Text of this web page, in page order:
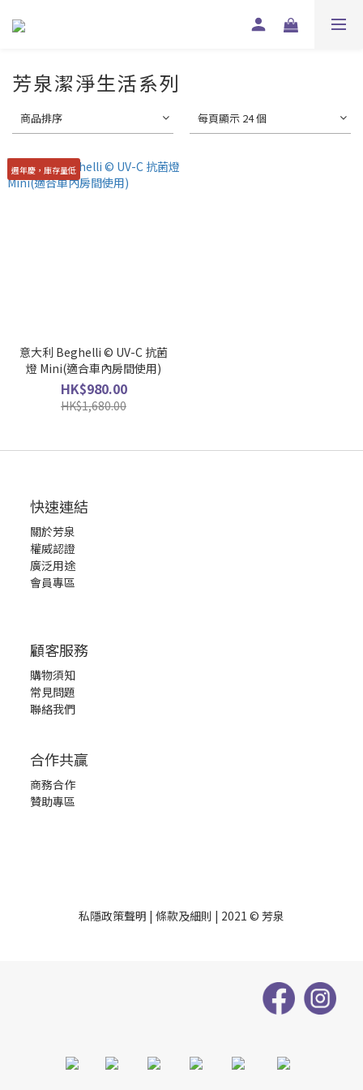
芳泉潔淨生活系列
商品排序 每頁顯示 24 個
週年慶，庫存量低
意大利 Beghelli ©️ UV-C 抗菌
燈 Mini(適合車內房間使用)
HK$980.00
HK$1,680.00
快速連結
關於芳泉
權威認證
廣泛用途
會員專區
顧客服務
購物須知
常見問題
聯絡我們
合作共贏
商務合作
贊助專區
私隱政策聲明 | 條款及細則 | 2021 © 芳泉